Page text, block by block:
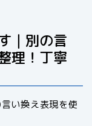
｜別の言
理！丁寧
い換え表現を使